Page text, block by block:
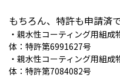
もちろん、特許も申請済で
・親水性コーティング用組
体：特許第6991627号
・親水性コーティング用組
体：特許第7084082号